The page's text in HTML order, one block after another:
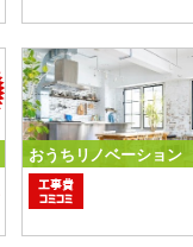
おうちリノベーション
工事費
コミコミ